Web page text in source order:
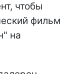
чтобы
фильм
на